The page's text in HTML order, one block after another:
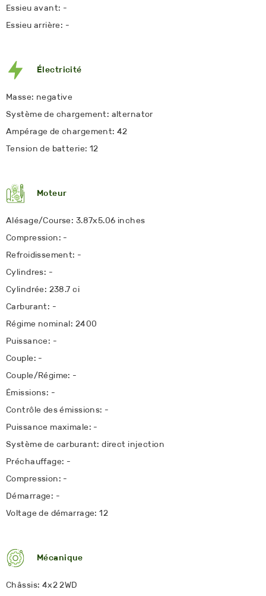
Essieu avant: -
Essieu arrière: -
Électricité
Masse: negative
Système de chargement: alternator
Ampérage de chargement: 42
Tension de batterie: 12
Moteur
Alésage/Course: 3.87x5.06 inches
Compression: -
Refroidissement: -
Cylindres: -
Cylindrée: 238.7 ci
Carburant: -
Régime nominal: 2400
Puissance: -
Couple: -
Couple/Régime: -
Émissions: -
Contrôle des émissions: -
Puissance maximale: -
Système de carburant: direct injection
Préchauffage: -
Compression: -
Démarrage: -
Voltage de démarrage: 12
Mécanique
Châssis: 4x2 2WD